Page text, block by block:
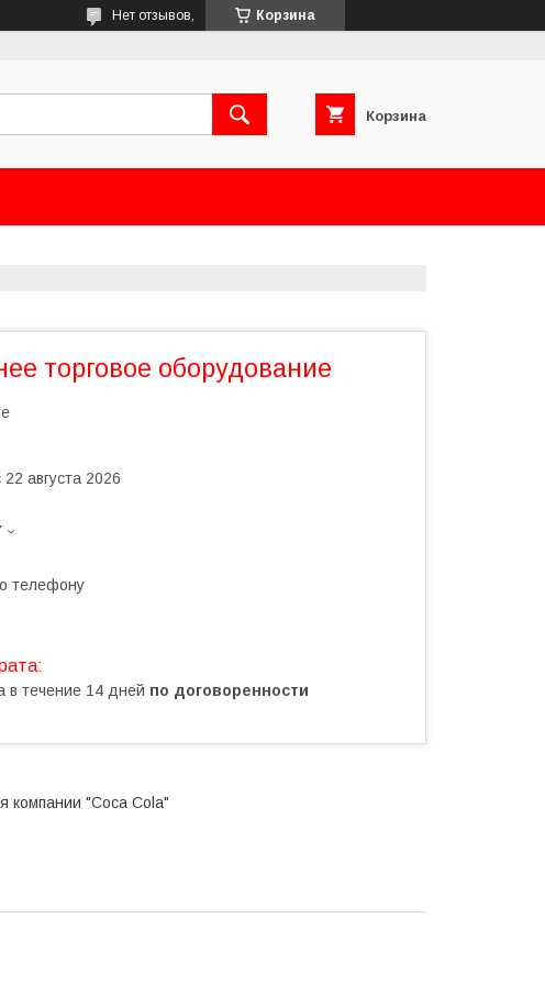
Корзина
Нет отзывов,
Корзина
торговое оборудование
августа 2026
телефону
в течение 14 дней по договоренности
компании "Coca Cola"